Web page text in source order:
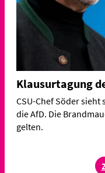
Klausurtagung
CSU-Chef Söder sieht
die AfD. Die
gelten.